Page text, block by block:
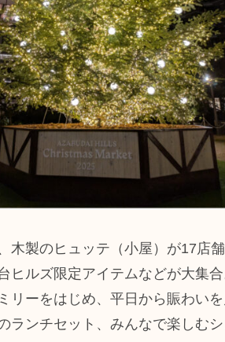
木製のヒュッテ（小屋）が17店
ヒルズ限定アイテムなどが大集
リーをはじめ、平日から賑わい
ランチセット、みんなで楽しむシ